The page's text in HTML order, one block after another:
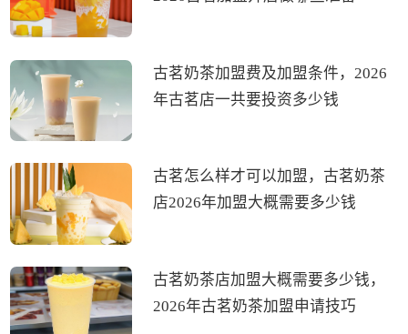
古茗奶茶加盟费及加盟条件，2026
年古茗店一共要投资多少钱
古茗怎么样才可以加盟，古茗奶茶
店2026年加盟大概需要多少钱
古茗奶茶店加盟大概需要多少钱，
2026年古茗奶茶加盟申请技巧